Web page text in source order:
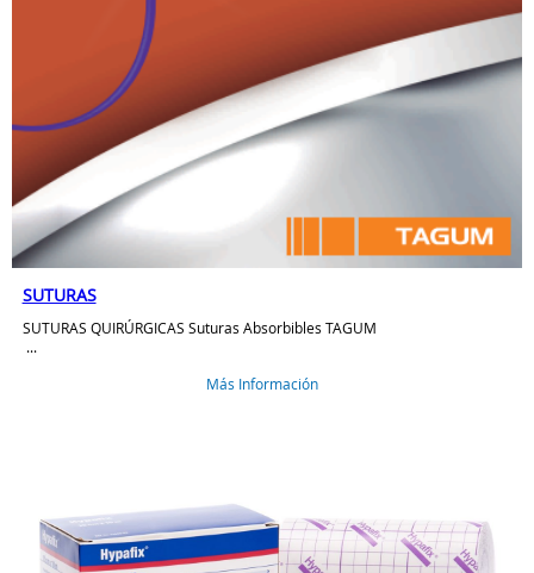
SUTURAS
SUTURAS QUIRÚRGICAS Suturas Absorbibles TAGUM
...
Más Información